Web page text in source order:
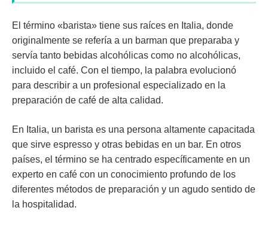
El término «barista» tiene sus raíces en Italia, donde
originalmente se refería a un barman que preparaba y
servía tanto bebidas alcohólicas como no alcohólicas,
incluido el café. Con el tiempo, la palabra evolucionó
para describir a un profesional especializado en la
preparación de café de alta calidad.
En Italia, un barista es una persona altamente capacitada
que sirve espresso y otras bebidas en un bar. En otros
países, el término se ha centrado específicamente en un
experto en café con un conocimiento profundo de los
diferentes métodos de preparación y un agudo sentido de
la hospitalidad.